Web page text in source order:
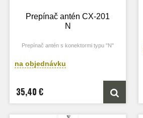
Prepínač antén CX-201
N
Prepínač antén s konektormi typu "N"
na objednávku
35,40 €